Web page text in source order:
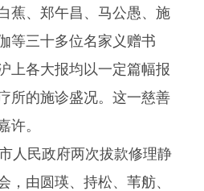
蕉、郑午昌、马公愚、施
等三十多位名家义赠书
上各大报均以一定篇幅报
所的施诊盛况。这一慈善
许。
民政府两次拔款修理静
，由圆瑛、持松、苇舫、